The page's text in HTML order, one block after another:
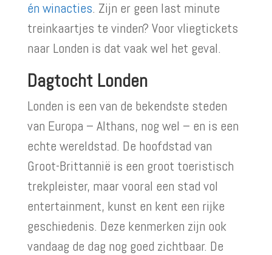
én winacties. Zijn er geen last minute
treinkaartjes te vinden? Voor vliegtickets
naar Londen is dat vaak wel het geval.
Dagtocht Londen
Londen is een van de bekendste steden
van Europa – Althans, nog wel – en is een
echte wereldstad. De hoofdstad van
Groot-Brittannië is een groot toeristisch
trekpleister, maar vooral een stad vol
entertainment, kunst en kent een rijke
geschiedenis. Deze kenmerken zijn ook
vandaag de dag nog goed zichtbaar. De